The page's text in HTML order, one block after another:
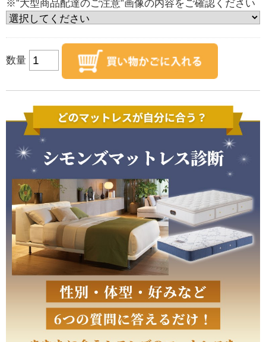
※”大型商品配達のご注意”画像の内容をご確認ください
数量